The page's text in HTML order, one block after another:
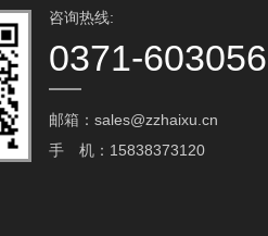
咨询热线:
0371-
邮箱：sales@zzhaixu.cn
手 机：15838373120